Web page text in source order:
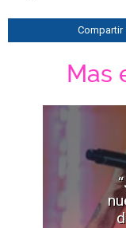
Compartir
Mas